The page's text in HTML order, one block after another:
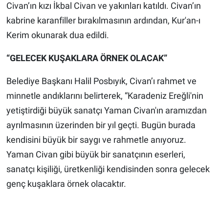
Civan’ın kızı İkbal Civan ve yakınları katıldı. Civan’ın
kabrine karanfiller bırakılmasının ardından, Kur'an-ı
Kerim okunarak dua edildi.
“GELECEK KUŞAKLARA ÖRNEK OLACAK”
Belediye Başkanı Halil Posbıyık, Civan’ı rahmet ve
minnetle andıklarını belirterek, “Karadeniz Ereğli'nin
yetiştirdiği büyük sanatçı Yaman Civan'ın aramızdan
ayrılmasının üzerinden bir yıl geçti. Bugün burada
kendisini büyük bir saygı ve rahmetle anıyoruz.
Yaman Civan gibi büyük bir sanatçının eserleri,
sanatçı kişiliği, üretkenliği kendisinden sonra gelecek
genç kuşaklara örnek olacaktır.